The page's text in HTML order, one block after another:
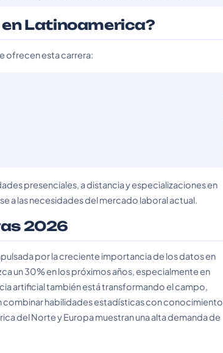
Latinoamerica?
ofrecen esta carrera:
presenciales, a distancia y especializaciones en
a las necesidades del mercado laboral actual.
2026
por la creciente importancia de los datos en
un 30% en los próximos años, especialmente en
artificial también está transformando el campo,
habilidades estadísticas con
del Norte y Europa muestran una alta demanda de